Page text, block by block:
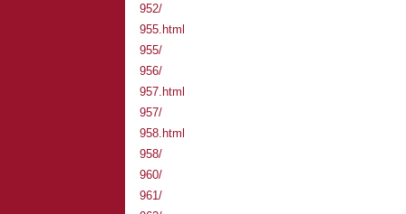
952/
955.html
955/
956/
957.html
957/
958.html
958/
960/
961/